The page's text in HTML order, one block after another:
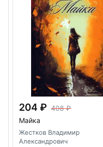
204
408
Майка
Жестков Владимир
Александрович